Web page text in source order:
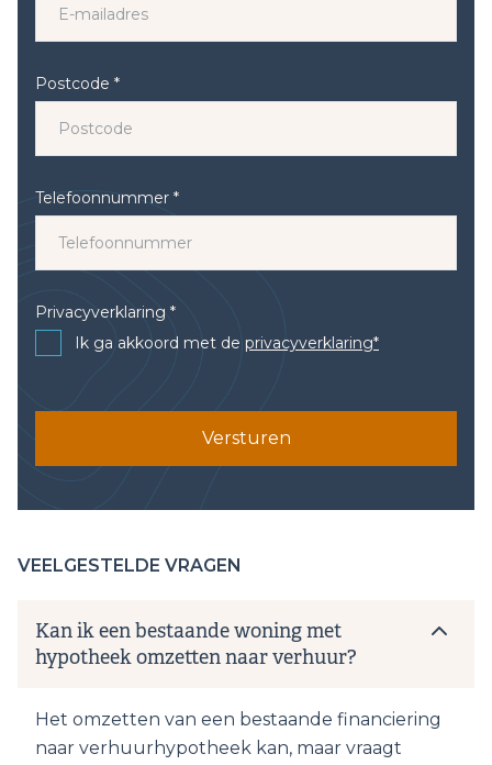
Postcode *
Telefoonnummer *
Privacyverklaring *
Ik ga akkoord met de privacyverklaring*
Versturen
VEELGESTELDE VRAGEN
Kan ik een bestaande woning met
hypotheek omzetten naar verhuur?
Het omzetten van een bestaande financiering
naar verhuurhypotheek kan, maar vraagt